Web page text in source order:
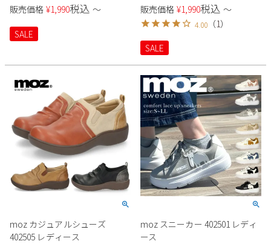
ウェア
SKECHERS
moz
new balance
puma
ブーツ
Parade
SKECHERS
GAP
EDWIN
ブーツ
SKECHERS
new balance
asics
瞬足
ボディバッグ
ハンドバッグ
トートバッグ
ショルダーバッグ
財布
ご利用ガイド
会員サービス
お問い合わせ
メルマガ購買
営業日カレンダー
ブーツ ショーツ丈 歩きやすい
防滑 紐靴 雨靴
販売価格 ¥1,990税込 〜
SALE
すい 紐靴 雨靴
販売価格 ¥1,990税込 〜
4.00 （1）
SALE
moz カジュアルシューズ
402505 レディース
moz スニーカー 402501 レディ
ース